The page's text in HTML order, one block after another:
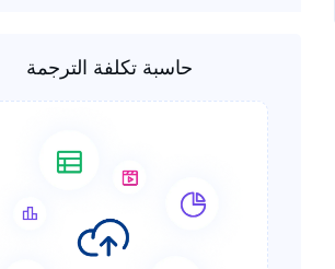
حاسبة تكلفة الترجمة